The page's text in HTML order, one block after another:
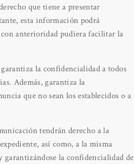
que tiene a presentar
esta información podrá
anterioridad pudiera facilitar la
la confidencialidad a todos
Además, garantiza la
que no sean los establecidos o a
tendrán derecho a la
así como, a la misma
garantizándose la confidencialidad de